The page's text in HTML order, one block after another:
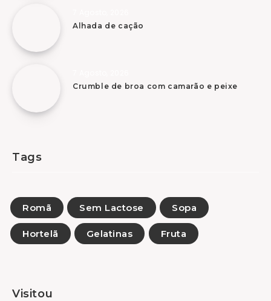
Alhada de cação
Crumble de broa com camarão e peixe
Tags
Romã Sem Lactose Sopa
Hortelã Gelatinas Fruta
Visitou